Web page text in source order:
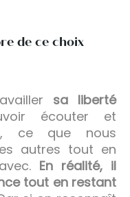
de ce choix
sa liberté
écouter et
ce que nous
autres tout en
En réalité, il
tout en restant